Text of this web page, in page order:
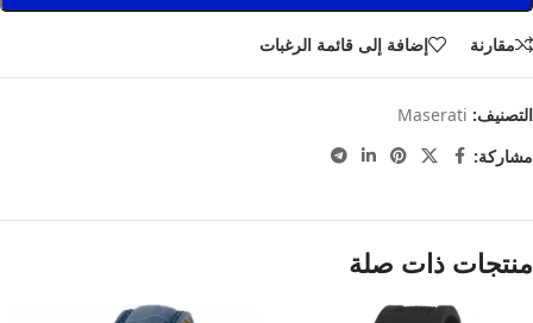
مقارنة إضافة إلى قائمة الرغبات
التصنيف: Maserati
مشاركة:
منتجات ذات صلة